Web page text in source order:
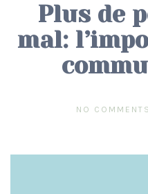
Plus de
mal:
NO COMMENTS